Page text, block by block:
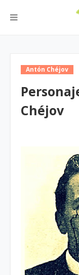
Antón Chéjov
Chéjov